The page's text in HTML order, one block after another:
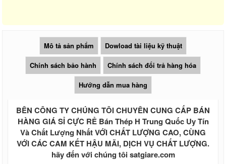
zalo 0913685879
Giá tấm xi măng Cemboard Duraflex
1m22* 2m44, 1m* 2m
Tấm cemboard Việt Nam
Tấm cemboard duraflex - Tấm
Cemboard Vĩnh Tường
100%
Sale Tấm cemboard Thái Lan SCG
Sale Tấm cemboard Thái Lan Dura
Sale Tấm cemboard Việt Nam
Ván Coppha, Giá ván ép Cốp Pha
Giá ván copha đỏ 4m, Ván cốp pha đen
Mô tả sản phẩm Dowload tài liệu kỹ thuật
Chính sách bảo hành Chính sách đổi trả hàng hóa
Hướng dẫn mua hàng
BÊN CÔNG TY CHÚNG TÔI CHUYÊN CUNG CẤP BÁN
HÀNG GIÁ SỈ CỰC RẺ Bán Thép H Trung Quốc Uy Tín
Và Chất Lượng Nhất VỚI CHẤT LƯỢNG CAO, CÙNG
VỚI CÁC CAM KẾT HẬU MÃI, DỊCH VỤ CHẤT LƯỢNG.
hãy đến với chúng tôi satgiare.com